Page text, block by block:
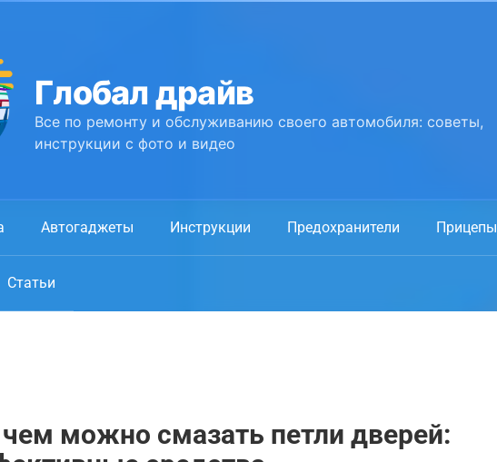
Глобал драйв
Все по ремонту и обслуживанию своего автомобиля: советы,
инструкции с фото и видео
Автогаджеты Инструкции Предохранители Прицепы
Статьи
можно смазать петли дверей: